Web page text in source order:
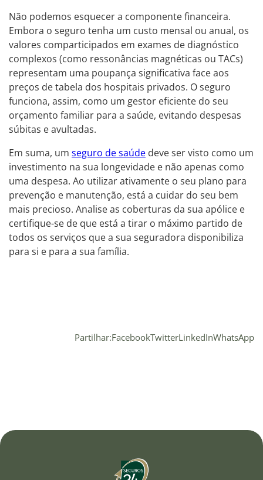
Não podemos esquecer a componente financeira.
Embora o seguro tenha um custo mensal ou anual, os
valores comparticipados em exames de diagnóstico
complexos (como ressonâncias magnéticas ou TACs)
representam uma poupança significativa face aos
preços de tabela dos hospitais privados. O seguro
funciona, assim, como um gestor eficiente do seu
orçamento familiar para a saúde, evitando despesas
súbitas e avultadas.
Em suma, um seguro de saúde deve ser visto como um
investimento na sua longevidade e não apenas como
uma despesa. Ao utilizar ativamente o seu plano para
prevenção e manutenção, está a cuidar do seu bem
mais precioso. Analise as coberturas da sua apólice e
certifique-se de que está a tirar o máximo partido de
todos os serviços que a sua seguradora disponibiliza
para si e para a sua família.
Partilhar:FacebookTwitterLinkedInWhatsApp